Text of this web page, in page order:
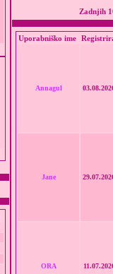
Zadnjih
Uporabniško ime
Annagul
Jane
ORA